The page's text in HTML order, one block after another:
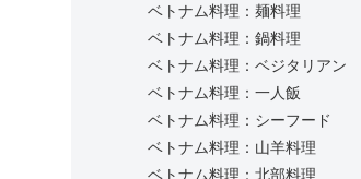
ベトナム料理：麺料理
ベトナム料理：鍋料理
ベトナム料理：ベジタリアン
ベトナム料理：一人飯
ベトナム料理：シーフード
ベトナム料理：山羊料理
ベトナム料理：北部料理